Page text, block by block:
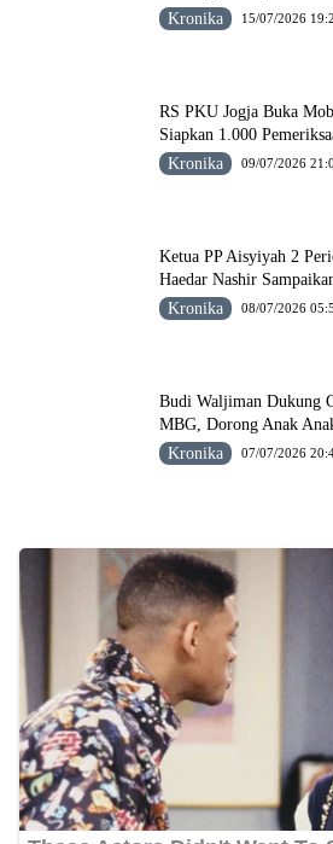
Kronika
15/07/2026
RS PKU Jogja Buka
Siapkan 1.000
Kronika
09/07/2026
Ketua PP Aisyiyah 2
Haedar Nashir
Kronika
08/07/2026
Budi Waljiman Dukung GEMARIKAN Lewat
MBG, Dorong Anak
Kronika
07/07/2026